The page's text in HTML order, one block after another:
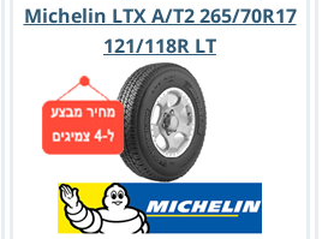
Michelin LTX A/T2 265/70R17
121/118R LT